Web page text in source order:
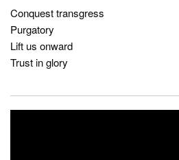
Conquest transgress
Purgatory
Lift us onward
Trust in glory